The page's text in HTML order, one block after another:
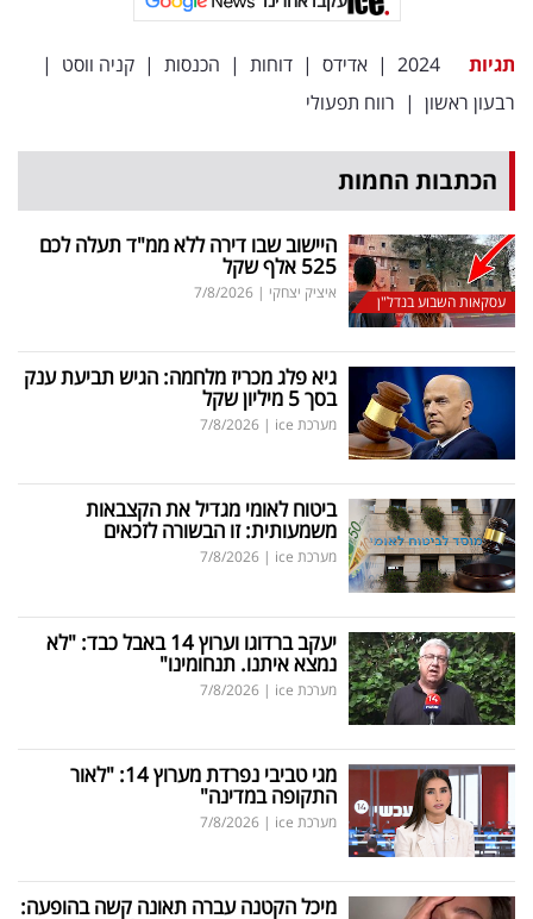
באייס
עקבו
אחרינו:
תגיות 2024
| אדידס | דוחות | הכנסות | קניה ווסט |
רבעון ראשון | רווח תפעולי
הכתבות החמות
עסקאות השבוע בנדל"ן
היישוב שבו דירה ללא ממ"ד תעלה לכם
525 אלף שקל
איציק יצחקי |
7/8/2026
גיא פלג מכריז מלחמה: הגיש תביעת ענק
בסך 5 מיליון שקל
מערכת ice |
7/8/2026
ביטוח לאומי מגדיל את הקצבאות
משמעותית: זו הבשורה לזכאים
מערכת ice |
7/8/2026
יעקב ברדוגו וערוץ 14 באבל כבד: "לא
נמצא איתנו. תנחומינו"
מערכת ice |
7/8/2026
מגי טביבי נפרדת מערוץ 14: "לאור
התקופה במדינה"
מערכת ice |
7/8/2026
מיכל הקטנה עברה תאונה קשה בהופעה: